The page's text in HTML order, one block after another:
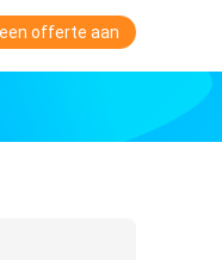
offerte aan